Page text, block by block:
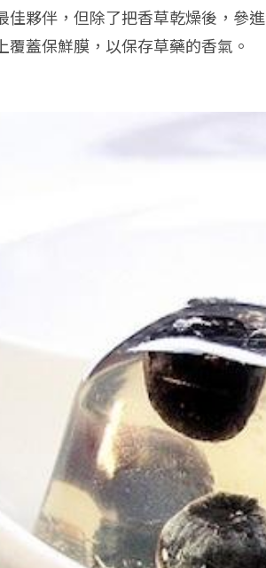
夥伴，但除了把香草乾燥後，參
蓋保鮮膜，以保存草藥的香氣。